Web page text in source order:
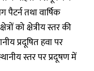
तथा वार्षिक
को क्षेत्रीय स्तर की
प्रदूषित हवा पर
स्तर पर प्रदूषण में